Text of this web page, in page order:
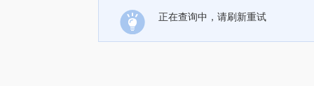
正在查询中，请刷新重试